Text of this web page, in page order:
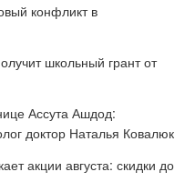
конфликт в
школьный грант от
Ассута Ашдод:
доктор Наталья Ковалюк
акции августа: скидки до